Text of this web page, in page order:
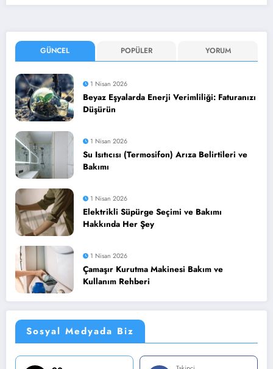
GÜNCEL POPÜLER YORUM
1 Nisan 2026
Beyaz Eşyalarda Enerji Verimliliği: Faturanızı
Düşürün
1 Nisan 2026
Su Isıtıcısı (Termosifon) Arıza Belirtileri ve
Bakımı
1 Nisan 2026
Elektrikli Süpürge Seçimi ve Bakımı
Hakkında Her Şey
1 Nisan 2026
Çamaşır Kurutma Makinesi Bakım ve
Kullanım Rehberi
Sosyal Medyada Biz